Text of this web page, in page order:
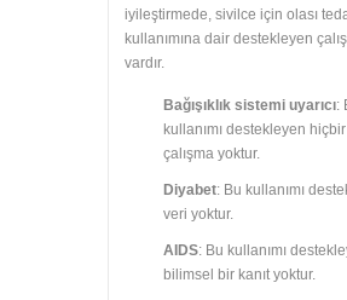
iyileştirmede, sivilce için olası
kullanımına dair destekleyen
vardır.
Bağışıklık sistemi uyarıcı:
kullanımı destekleyen
çalışma yoktur.
Diyabet: Bu kullanımı
veri yoktur.
AIDS: Bu kullanımı
bilimsel bir kanıt yoktur.